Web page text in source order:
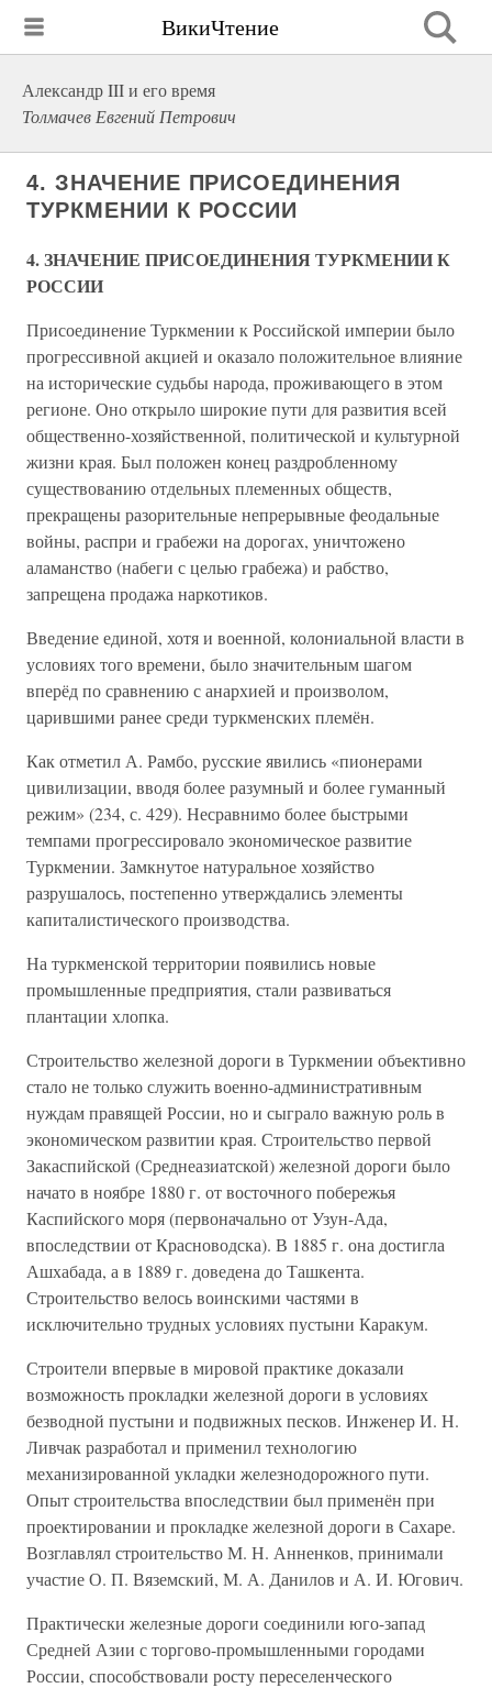
ВикиЧтение
Александр III и его время
Толмачев Евгений Петрович
4. ЗНАЧЕНИЕ ПРИСОЕДИНЕНИЯ
ТУРКМЕНИИ К РОССИИ
4. ЗНАЧЕНИЕ ПРИСОЕДИНЕНИЯ ТУРКМЕНИИ К
РОССИИ
Присоединение Туркмении к Российской империи было
прогрессивной акцией и оказало положительное влияние
на исторические судьбы народа, проживающего в этом
регионе. Оно открыло широкие пути для развития всей
общественно-хозяйственной, политической и культурной
жизни края. Был положен конец раздробленному
существованию отдельных племенных обществ,
прекращены разорительные непрерывные феодальные
войны, распри и грабежи на дорогах, уничтожено
аламанство (набеги с целью грабежа) и рабство,
запрещена продажа наркотиков.
Введение единой, хотя и военной, колониальной власти в
условиях того времени, было значительным шагом
вперёд по сравнению с анархией и произволом,
царившими ранее среди туркменских племён.
Как отметил А. Рамбо, русские явились «пионерами
цивилизации, вводя более разумный и более гуманный
режим» (234, с. 429). Несравнимо более быстрыми
темпами прогрессировало экономическое развитие
Туркмении. Замкнутое натуральное хозяйство
разрушалось, постепенно утверждались элементы
капиталистического производства.
На туркменской территории появились новые
промышленные предприятия, стали развиваться
плантации хлопка.
Строительство железной дороги в Туркмении объективно
стало не только служить военно-административным
нуждам правящей России, но и сыграло важную роль в
экономическом развитии края. Строительство первой
Закаспийской (Среднеазиатской) железной дороги было
начато в ноябре 1880 г. от восточного побережья
Каспийского моря (первоначально от Узун-Ада,
впоследствии от Красноводска). В 1885 г. она достигла
Ашхабада, а в 1889 г. доведена до Ташкента.
Строительство велось воинскими частями в
исключительно трудных условиях пустыни Каракум.
Строители впервые в мировой практике доказали
возможность прокладки железной дороги в условиях
безводной пустыни и подвижных песков. Инженер И. Н.
Ливчак разработал и применил технологию
механизированной укладки железнодорожного пути.
Опыт строительства впоследствии был применён при
проектировании и прокладке железной дороги в Сахаре.
Возглавлял строительство М. Н. Анненков, принимали
участие О. П. Вяземский, М. А. Данилов и А. И. Югович.
Практически железные дороги соединили юго-запад
Средней Азии с торгово-промышленными городами
России, способствовали росту переселенческого